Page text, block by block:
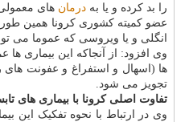
را بد کرده و یا به درمان های
انگلی و یا ویروسی که عموما می
وی افزود: از آنجاکه این بیماری
تجویز می شود.
تفاوت اصلی کرونا با بیماری های
وی در ارتباط با نحوه تفکیک این